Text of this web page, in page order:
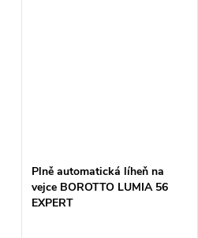
Plně automatická líheň na
vejce BOROTTO LUMIA 56
EXPERT